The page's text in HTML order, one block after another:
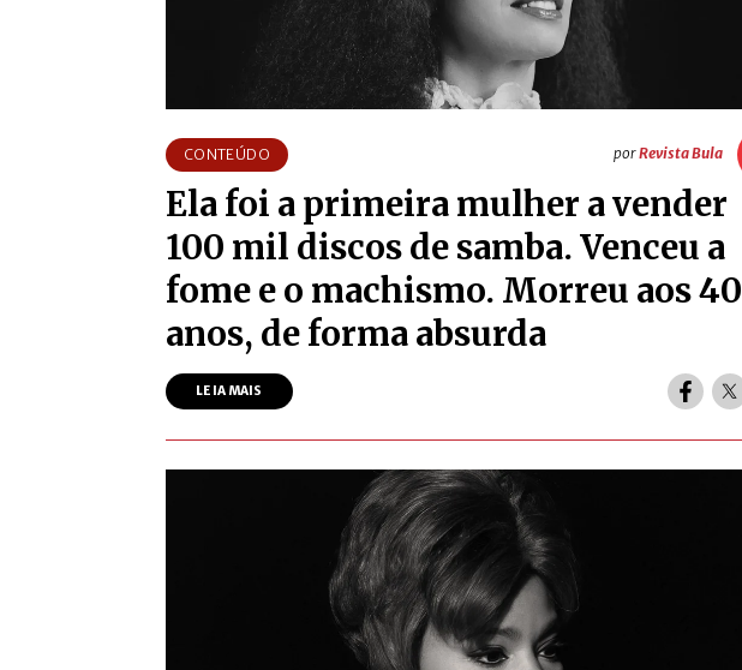
CONTEÚDO porRevista Bula
Ela foi a primeira mulher a vender
100 mil discos de samba. Venceu a
fome e o machismo. Morreu aos 40
anos, de forma absurda
LEIA MAIS